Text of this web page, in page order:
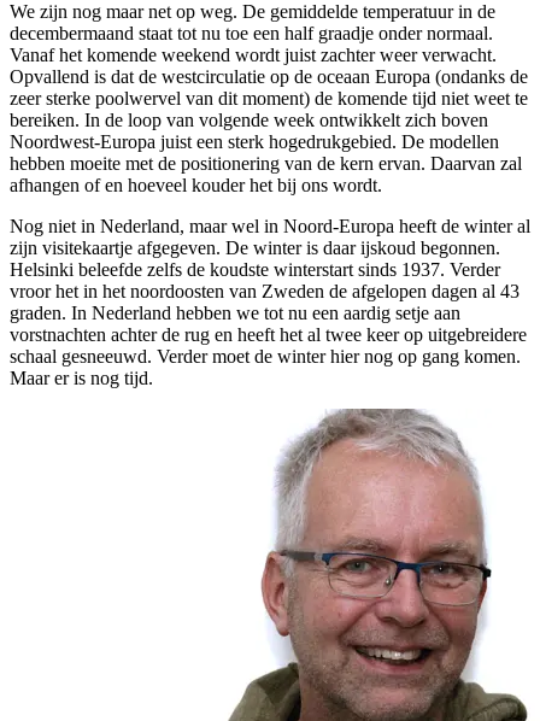
We zijn nog maar net op weg. De gemiddelde temperatuur in de
decembermaand staat tot nu toe een half graadje onder normaal.
Vanaf het komende weekend wordt juist zachter weer verwacht.
Opvallend is dat de westcirculatie op de oceaan Europa (ondanks de
zeer sterke poolwervel van dit moment) de komende tijd niet weet te
bereiken. In de loop van volgende week ontwikkelt zich boven
Noordwest-Europa juist een sterk hogedrukgebied. De modellen
hebben moeite met de positionering van de kern ervan. Daarvan zal
afhangen of en hoeveel kouder het bij ons wordt.
Nog niet in Nederland, maar wel in Noord-Europa heeft de winter al
zijn visitekaartje afgegeven. De winter is daar ijskoud begonnen.
Helsinki beleefde zelfs de koudste winterstart sinds 1937. Verder
vroor het in het noordoosten van Zweden de afgelopen dagen al 43
graden. In Nederland hebben we tot nu een aardig setje aan
vorstnachten achter de rug en heeft het al twee keer op uitgebreidere
schaal gesneeuwd. Verder moet de winter hier nog op gang komen.
Maar er is nog tijd.